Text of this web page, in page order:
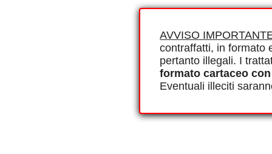
AVVISO
contraffatti, in formato
pertanto illegali. I
formato cartaceo
Eventuali illeciti